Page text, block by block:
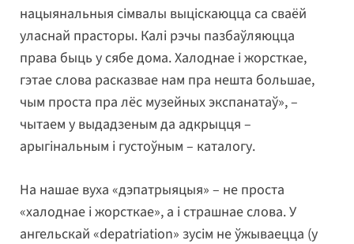
нацыянальныя сімвалы выціскаюцца са сваёй
уласнай прасторы. Калі рэчы пазбаўляюцца
права быць у сябе дома. Халоднае і жорсткае,
гэтае слова расказвае нам пра нешта большае,
чым проста пра лёс музейных экспанатаў», –
чытаем у выдадзеным да адкрыцця –
арыгінальным і густоўным – каталогу.
На нашае вуха «дэпатрыяцыя» – не проста
«халоднае і жорсткае», а і страшнае слова. У
ангельскай «depatriation» зусім не ўжываецца (у